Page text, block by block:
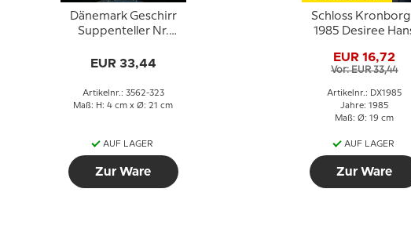
Dänemark Geschirr
Suppenteller Nr.
EUR 33,44
Artikelnr.: 3562-323
Maß: H: 4 cm x Ø: 21 cm
AUF LAGER
Zur Ware
Schloss Kronborg
1985 Desiree
Weihnachtsteller,
Kuchenteller
EUR 16,72
Vor: EUR 33,44
Artikelnr.: DX1985
Jahre: 1985
Maß: Ø: 19 cm
AUF LAGER
Zur Ware